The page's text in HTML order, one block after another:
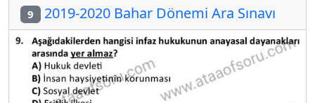
9 2019-2020 Bahar Dönemi Ara Sınavı